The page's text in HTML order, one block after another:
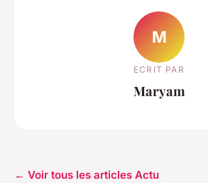
M
ECRIT PAR
Maryam
← Voir tous les articles Actu